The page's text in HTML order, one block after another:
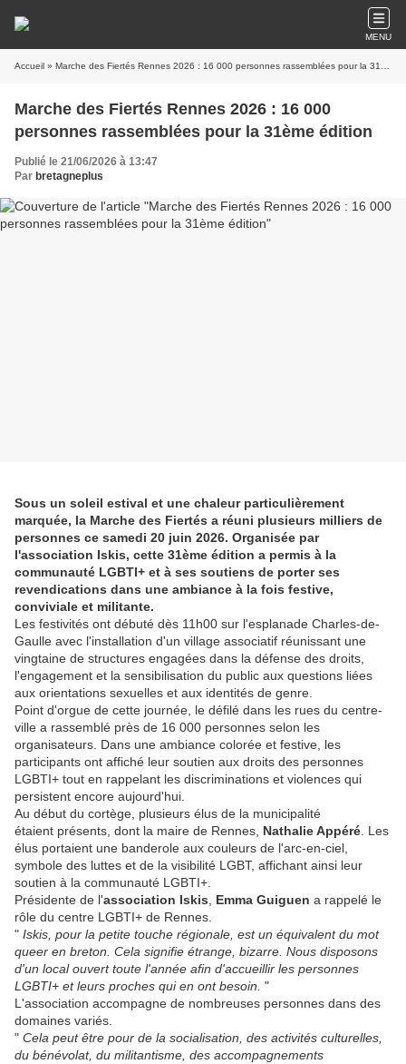
MENU
Accueil » Marche des Fiertés Rennes 2026 : 16 000 personnes rassemblées pour la 31ème édition
Marche des Fiertés Rennes 2026 : 16 000
personnes rassemblées pour la 31ème édition
Publié le 21/06/2026 à 13:47
Par bretagneplus
Sous un soleil estival et une chaleur particulièrement
marquée, la Marche des Fiertés a réuni plusieurs milliers de
personnes ce samedi 20 juin 2026. Organisée par
l'association Iskis, cette 31ème édition a permis à la
communauté LGBTI+ et à ses soutiens de porter ses
revendications dans une ambiance à la fois festive,
conviviale et militante.
Les festivités ont débuté dès 11h00 sur l'esplanade Charles-de-
Gaulle avec l'installation d'un village associatif réunissant une
vingtaine de structures engagées dans la défense des droits,
l'engagement et la sensibilisation du public aux questions liées
aux orientations sexuelles et aux identités de genre.
Point d'orgue de cette journée, le défilé dans les rues du centre-
ville a rassemblé près de 16 000 personnes selon les
organisateurs. Dans une ambiance colorée et festive, les
participants ont affiché leur soutien aux droits des personnes
LGBTI+ tout en rappelant les discriminations et violences qui
persistent encore aujourd'hui.
Au début du cortège, plusieurs élus de la municipalité
étaient présents, dont la maire de Rennes, Nathalie Appéré . Les
élus portaient une banderole aux couleurs de l'arc-en-ciel,
symbole des luttes et de la visibilité LGBT, affichant ainsi leur
soutien à la communauté LGBTI+.
Présidente de l'association Iskis Emma Guiguen a rappelé le
rôle du centre LGBTI+ de Rennes.
" Iskis, pour la petite touche régionale, est un équivalent du mot
queer en breton. Cela signifie étrange, bizarre. Nous disposons
d'un local ouvert toute l'année afin d'accueillir les personnes
LGBTI+ et leurs proches qui en ont besoin. "
L'association accompagne de nombreuses personnes dans des
domaines variés.
" Cela peut être pour de la socialisation, des activités culturelles,
du bénévolat, du militantisme, des accompagnements